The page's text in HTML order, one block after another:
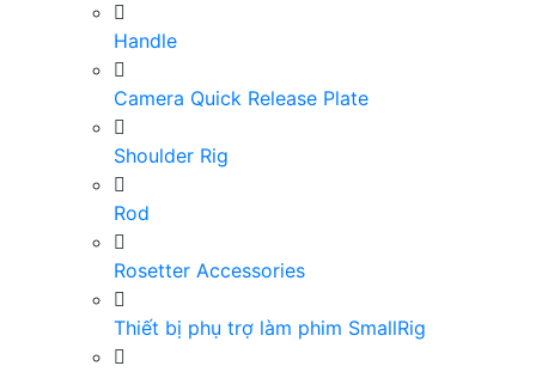
Handle
Camera Quick Release Plate
Shoulder Rig
Rod
Rosetter Accessories
Thiết bị phụ trợ làm phim SmallRig